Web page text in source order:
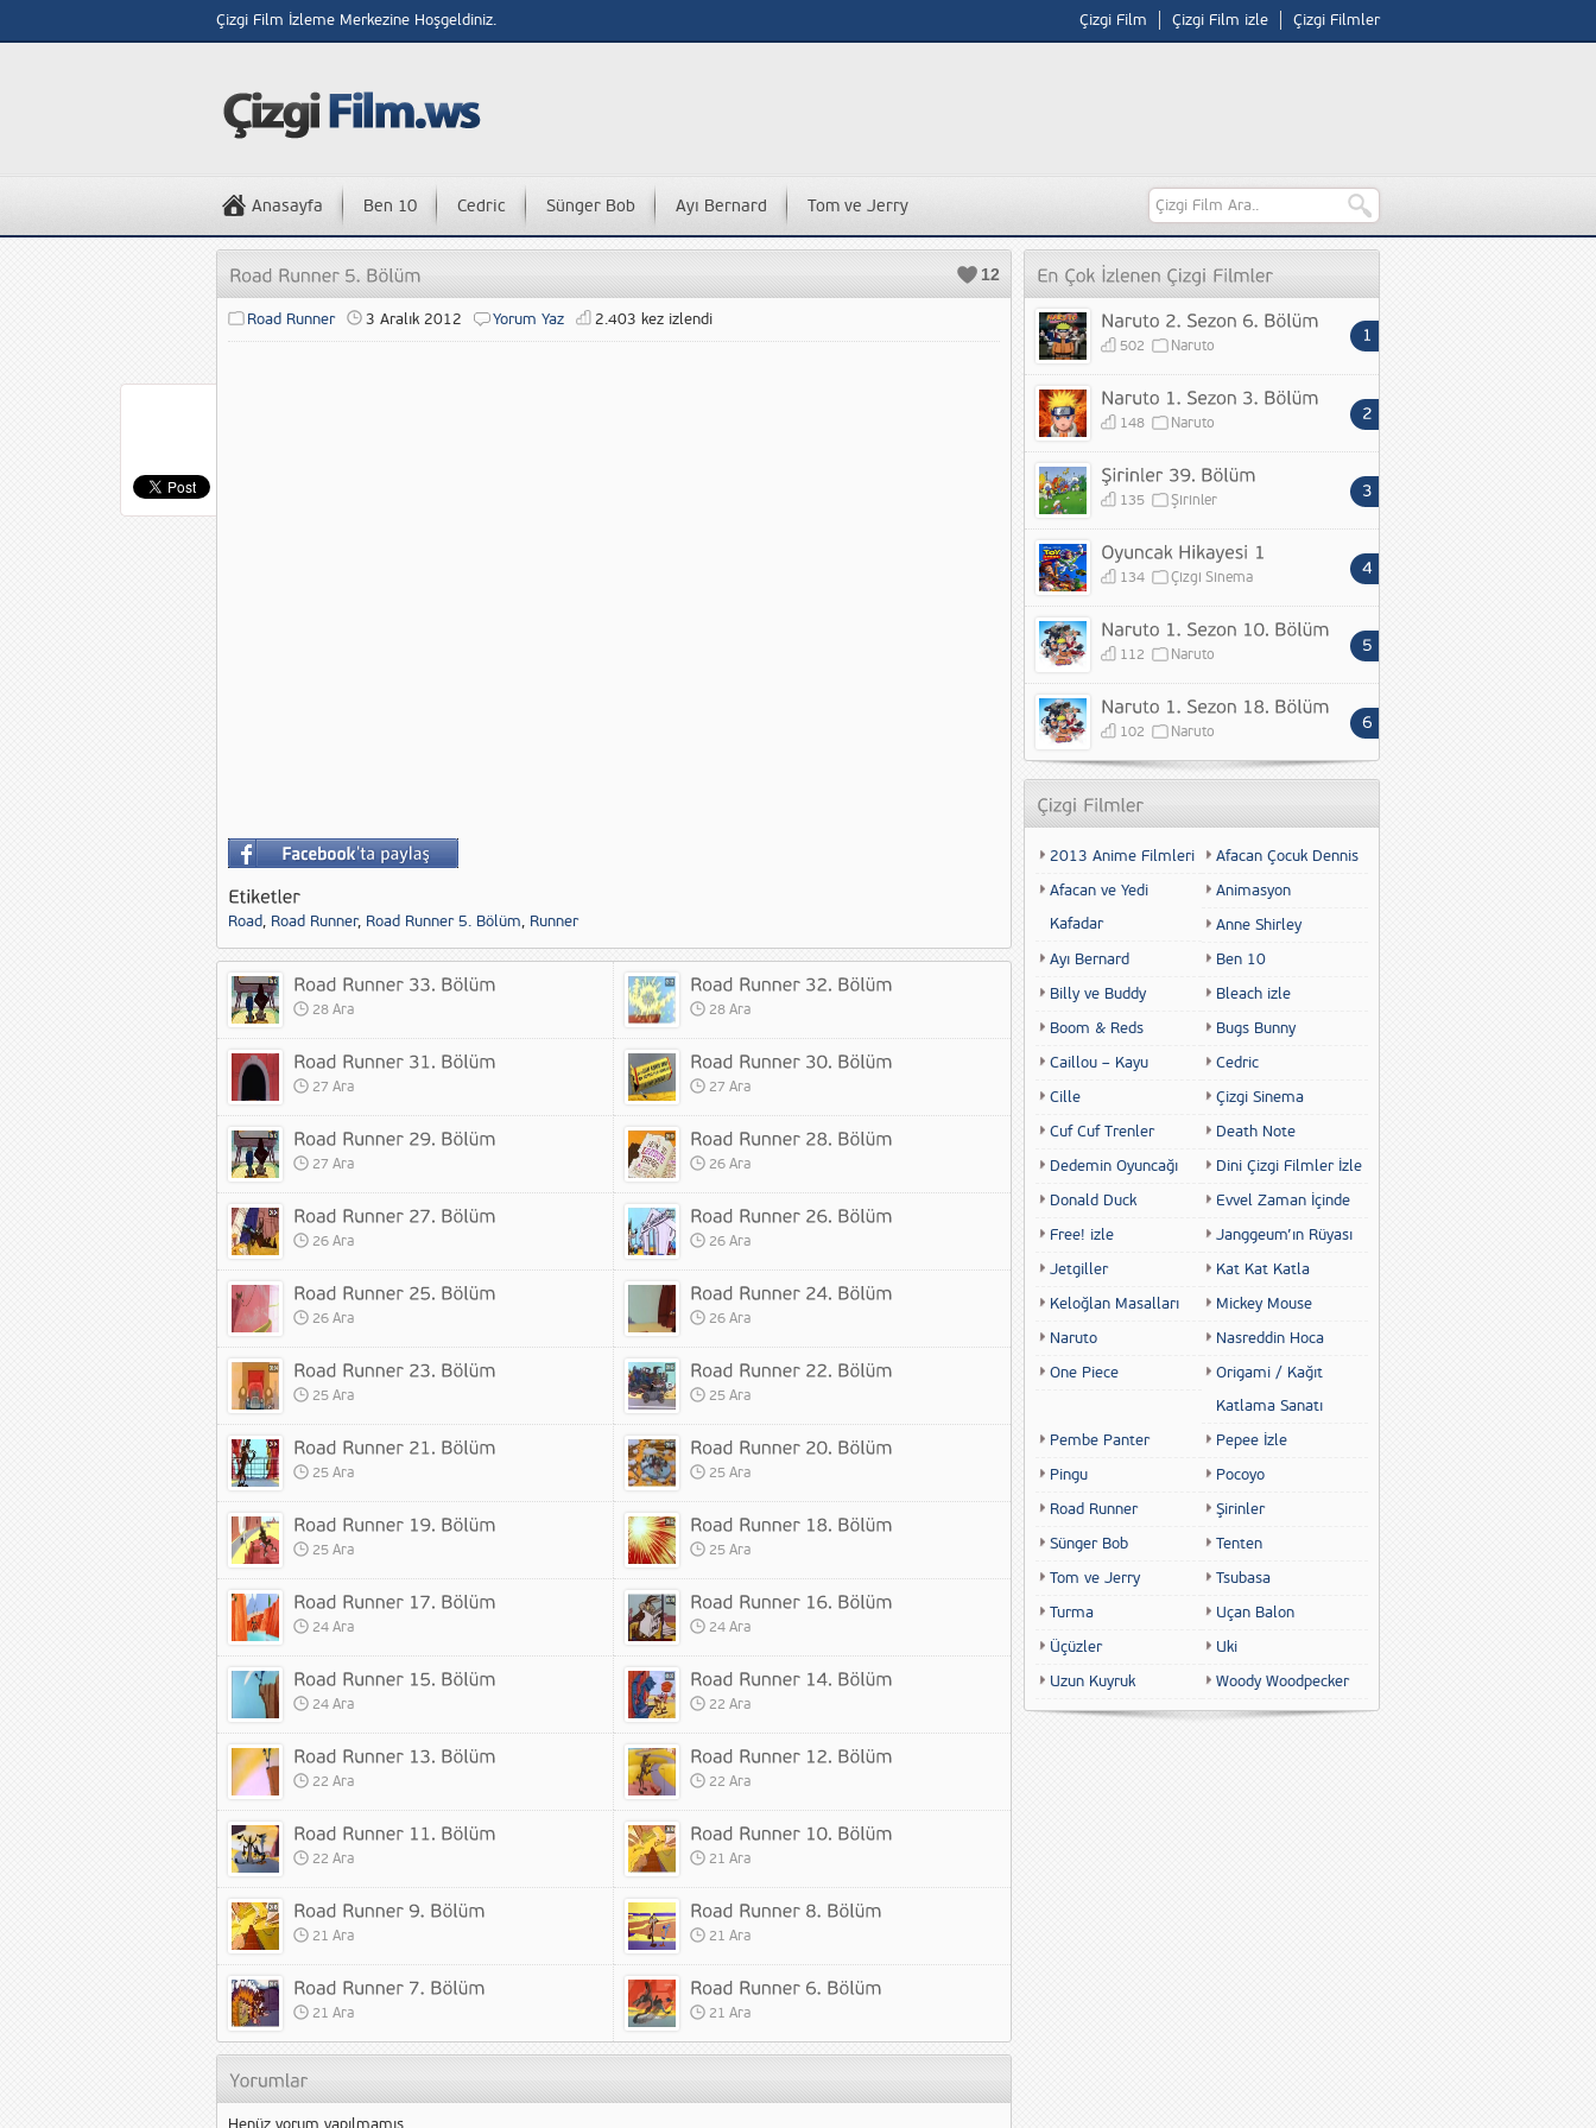
Çizgi Film İzleme Merkezine Hoşgeldiniz. Çizgi Film Çizgi Film izle Çizgi Filmler
Anasayfa Ben 10 Cedric Sünger Bob Ayı Bernard Tom ve Jerry
12
Road Runner 3 Aralık 2012 Yorum Yaz 2.403 kez izlendi
Road, Road Runner, Road Runner 5. Bölüm, Runner
28 Ara 28 Ara
27 Ara 27 Ara
27 Ara 26 Ara
26 Ara 26 Ara
26 Ara 26 Ara
25 Ara 25 Ara
25 Ara 25 Ara
25 Ara 25 Ara
24 Ara 24 Ara
24 Ara 22 Ara
22 Ara 22 Ara
22 Ara 21 Ara
21 Ara 21 Ara
21 Ara 21 Ara
502 Naruto
148 Naruto
135 Şirinler
134 Çizgi Sinema
112 Naruto
102 Naruto
2013 Anime Filmleri
Afacan Çocuk Dennis
Afacan ve Yedi
Kafadar
Animasyon
Anne Shirley
Ayı Bernard
Ben 10
Billy ve Buddy
Bleach izle
Boom & Reds
Bugs Bunny
Caillou – Kayu
Cedric
Cille
Çizgi Sinema
Cuf Cuf Trenler
Death Note
Dedemin Oyuncağı
Dini Çizgi Filmler İzle
Donald Duck
Evvel Zaman İçinde
Free! izle
Janggeum’ın Rüyası
Jetgiller
Kat Kat Katla
Keloğlan Masalları
Mickey Mouse
Naruto
Nasreddin Hoca
One Piece
Origami / Kağıt
Katlama Sanatı
Pembe Panter
Pepee İzle
Pingu
Pocoyo
Road Runner
Şirinler
Sünger Bob
Tenten
Tom ve Jerry
Tsubasa
Turma
Uçan Balon
Üçüzler
Uki
Uzun Kuyruk
Woody Woodpecker